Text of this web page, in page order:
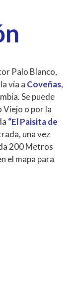
Palo Blanco,
vía a Coveñas,
Se puede
Viejo o por la
“El Paisita de
una vez
200 Metros
el mapa para